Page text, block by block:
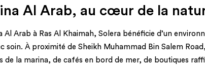
Al Arab, au cœur de la
Arab à Ras Al Khaimah, Solera bénéficie d’un
À proximité de Sheikh Muhammad Bin Salem
la marina, de cafés en bord de mer, de boutiques